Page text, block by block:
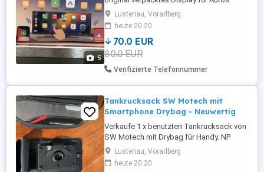
5
Ideal für CarPlay oder Andorid Auto - siehe
Bilder. NP 140,- Das Display ist 24 x 9 cm
groß.
Lustenau, Vorarlberg
heute 20:20
70.0 EUR
80.0 EUR
Verifizierte Telefonnummer
Tankrucksack SW Motech mit
Smartphone Drybag - Neuwertig
Verkaufe 1 x benutzten Tankrucksack von
SW Motech mit Drybag für Handy. NP
150,-.Lustenau, Vorarlberg
heute 20:20